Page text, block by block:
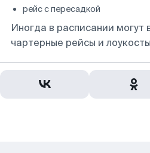
рейс с пересадкой
Иногда в расписании могут
чартерные рейсы и